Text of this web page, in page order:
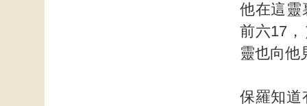
他在這靈
前六17
靈也向他
保羅知道